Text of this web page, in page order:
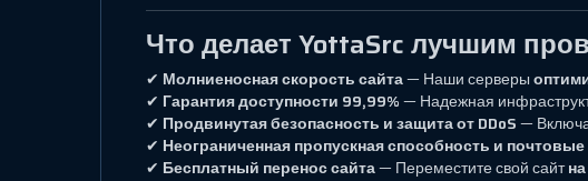
Что делает YottaSrc лучшим
✔ Молниеносная скорость сайта— Наши серверы
✔ Гарантия доступности 99,99%— Надежная
✔ Продвинутая безопасность и защита от DDoS—
✔ Неограниченная пропускная способность и почтовые
✔ Бесплатный перенос сайта— Переместите свой сайт